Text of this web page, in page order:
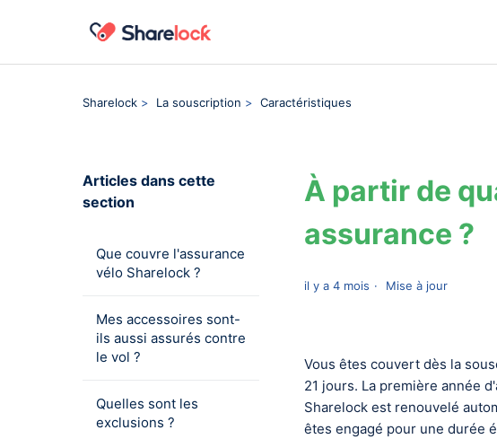
Sharelock La souscription Caractéristiques
Articles dans cette
section
Que couvre l'assurance
vélo Sharelock ?
Mes accessoires sont-
ils aussi assurés contre
le vol ?
Quelles sont les
exclusions ?
À partir de
assurance ?
il y a 4 mois Mise à jour
Vous êtes couvert dès la
21 jours. La première année
Sharelock est renouvelé
êtes engagé pour une durée